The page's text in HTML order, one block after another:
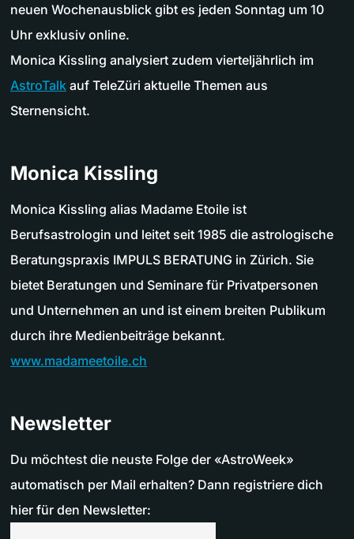
neuen Wochenausblick gibt es jeden Sonntag um 10
Uhr exklusiv online.
Monica Kissling analysiert zudem vierteljährlich im
AstroTalk auf TeleZüri aktuelle Themen aus
Sternensicht.
Monica Kissling
Monica Kissling alias Madame Etoile ist
Berufsastrologin und leitet seit 1985 die astrologische
Beratungspraxis IMPULS BERATUNG in Zürich. Sie
bietet Beratungen und Seminare für Privatpersonen
und Unternehmen an und ist einem breiten Publikum
durch ihre Medienbeiträge bekannt.
www.madameetoile.ch
Newsletter
Du möchtest die neuste Folge der «AstroWeek»
automatisch per Mail erhalten? Dann registriere dich
hier für den Newsletter: